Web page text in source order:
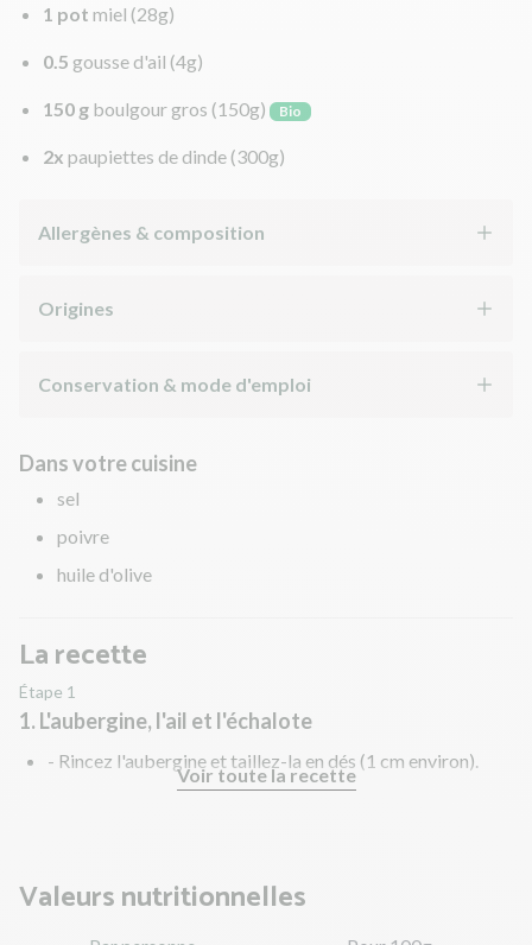
1 pot miel (28g)
0.5 gousse d'ail (4g)
150 g boulgour gros (150g) Bio
2x paupiettes de dinde (300g)
Allergènes & composition
Origines
Conservation & mode d'emploi
Dans votre cuisine
sel
poivre
huile d'olive
La recette
Étape 1
1. L'aubergine, l'ail et l'échalote
- Rincez l'aubergine et taillez-la en dés (1 cm environ).
- Pelez l'ail et l'échalote. Hachez l'ail et ciselez l'échalote.
Voir toute la recette
Valeurs nutritionnelles